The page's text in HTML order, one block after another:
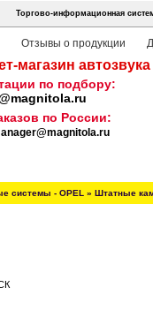
Торгово-информационная
Отзывы о продукции
магазин
по подбору:
по России:
системы - OPEL » Штатные